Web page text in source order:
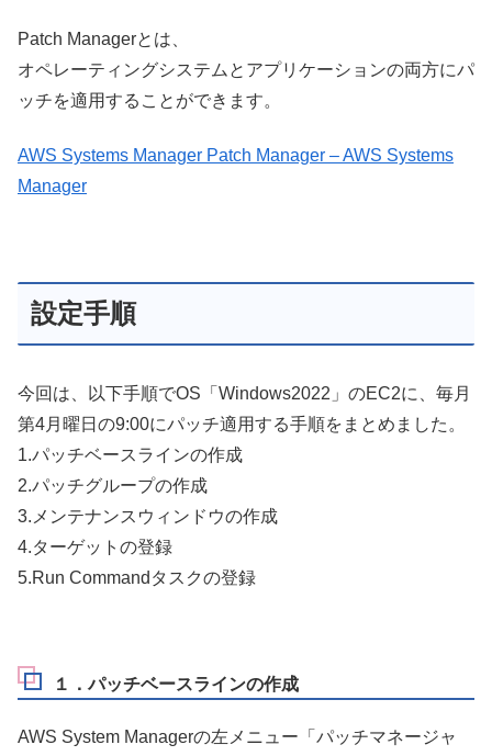
Patch Managerとは、
オペレーティングシステムとアプリケーションの両方にパ
ッチを適用することができます。
AWS Systems Manager Patch Manager – AWS Systems
Manager
設定手順
今回は、以下手順でOS「Windows2022」のEC2に、毎月
第4月曜日の9:00にパッチ適用する手順をまとめました。
1.パッチベースラインの作成
2.パッチグループの作成
3.メンテナンスウィンドウの作成
4.ターゲットの登録
5.Run Commandタスクの登録
１．パッチベースラインの作成
AWS System Managerの左メニュー「パッチマネージャ